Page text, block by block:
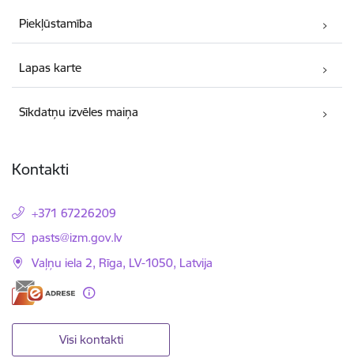
Piekļūstamība
Lapas karte
Sīkdatņu izvēles maiņa
Kontakti
+371 67226209
E-pasts:
pasts@izm.gov.lv
Vaļņu iela 2, Rīga, LV-1050, Latvija
Visi kontakti